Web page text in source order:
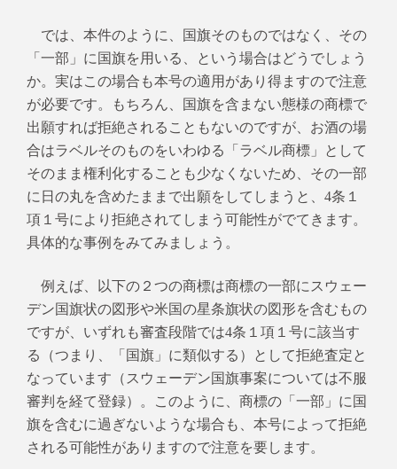
では、本件のように、国旗そのものではなく、その
「一部」に国旗を用いる、という場合はどうでしょう
か。実はこの場合も本号の適用があり得ますので注意
が必要です。もちろん、国旗を含まない態様の商標で
出願すれば拒絶されることもないのですが、お酒の場
合はラベルそのものをいわゆる「ラベル商標」として
そのまま権利化することも少なくないため、その一部
に日の丸を含めたままで出願をしてしまうと、4条１
項１号により拒絶されてしまう可能性がでてきます。
具体的な事例をみてみましょう。
例えば、以下の２つの商標は商標の一部にスウェー
デン国旗状の図形や米国の星条旗状の図形を含むもの
ですが、いずれも審査段階では4条１項１号に該当す
る（つまり、「国旗」に類似する）として拒絶査定と
なっています（スウェーデン国旗事案については不服
審判を経て登録）。このように、商標の「一部」に国
旗を含むに過ぎないような場合も、本号によって拒絶
される可能性がありますので注意を要します。